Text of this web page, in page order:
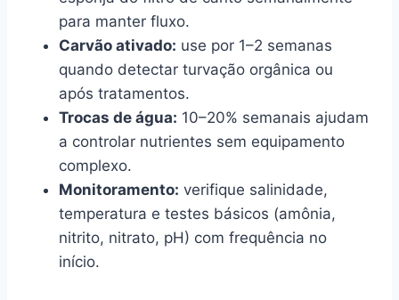
para manter fluxo.
Carvão ativado: use por 1–2 semanas
quando detectar turvação orgânica ou
após tratamentos.
Trocas de água: 10–20% semanais ajudam
a controlar nutrientes sem equipamento
complexo.
Monitoramento: verifique salinidade,
temperatura e testes básicos (amônia,
nitrito, nitrato, pH) com frequência no
início.